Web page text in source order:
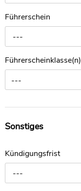
Führerschein
---
Führerscheinklasse(n)
---
Sonstiges
Kündigungsfrist
---